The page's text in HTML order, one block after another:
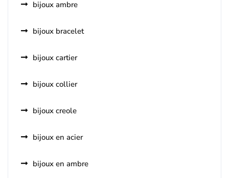
bijoux ambre
bijoux bracelet
bijoux cartier
bijoux collier
bijoux creole
bijoux en acier
bijoux en ambre